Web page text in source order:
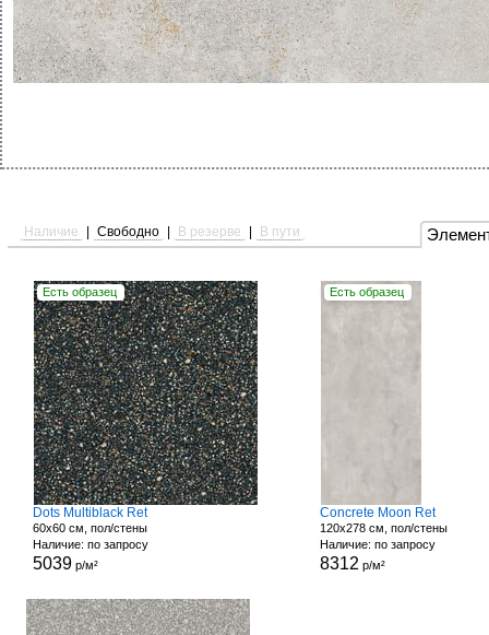
Наличие Свободно В резерве В пути
Есть образец
Dots Multiblack Ret
60x60 см, пол/стены
Наличие: по запросу
5039 р/м²
Есть образец
Concrete Moon Ret
120x278 см, пол/стены
Наличие: по запросу
8312 р/м²